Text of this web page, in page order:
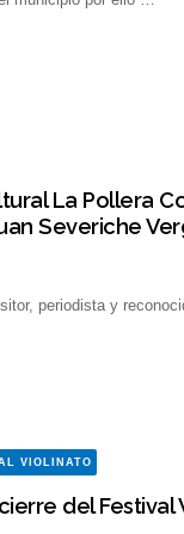
La Pollera
Severiche
periodista y
VIOLINATO
del Festival